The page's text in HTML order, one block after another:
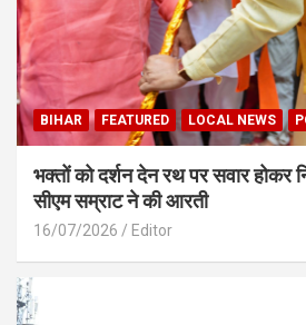
BIHAR FEATURED LOCAL NEWS
भक्तों को दर्शन देन रथ पर सवार होकर
सीएम सम्राट ने की आरती
16/07/2026 Editor